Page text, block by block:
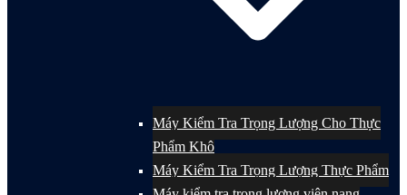
Máy Kiểm Tra Trọng Lượng Cho Thực
Phẩm Khô
Máy Kiểm Tra Trọng Lượng Thực Phẩm